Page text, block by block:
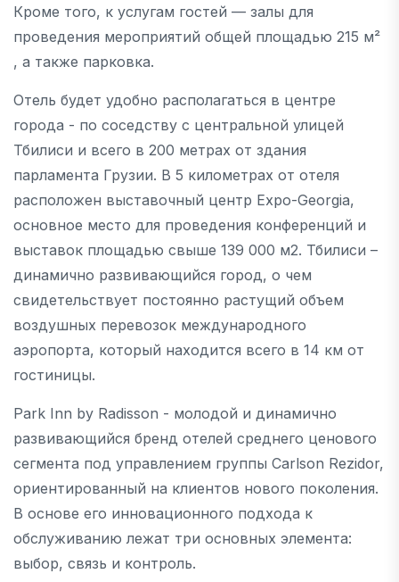
Кроме того, к услугам гостей — залы для
проведения мероприятий общей площадью 215 м²
, а также парковка.
Отель будет удобно располагаться в центре
города - по соседству с центральной улицей
Тбилиси и всего в 200 метрах от здания
парламента Грузии. В 5 километрах от отеля
расположен выставочный центр Expo-Georgia,
основное место для проведения конференций и
выставок площадью свыше 139 000 м2. Тбилиси –
динамично развивающийся город, о чем
свидетельствует постоянно растущий объем
воздушных перевозок международного
аэропорта, который находится всего в 14 км от
гостиницы.
Park Inn by Radisson - молодой и динамично
развивающийся бренд отелей среднего ценового
сегмента под управлением группы Carlson Rezidor,
ориентированный на клиентов нового поколения.
В основе его инновационного подхода к
обслуживанию лежат три основных элемента:
выбор, связь и контроль.